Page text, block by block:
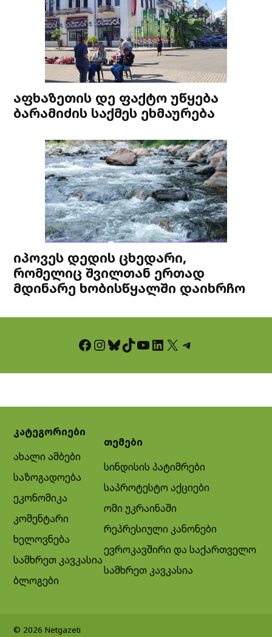
აფხაზეთის დე ფაქტო უწყება
ბარამიძის საქმეს ეხმაურება
იპოვეს დედის ცხედარი,
რომელიც შვილთან ერთად
მდინარე ხობისწყალში დაიხრჩო
Facebook InstagramBluesky TikTok YouTube LinkedIn X Telegram
კატეგორიები
ახალი ამბები
საზოგადოება
ეკონომიკა
კომენტარი
ხელოვნება
სამხრეთ კავკასია
ბლოგები
თემები
სინდისის პატიმრები
საპროტესტო აქციები
ომი უკრაინაში
რეპრესიული კანონები
ევროკავშირი და საქართველო
სამხრეთ კავკასია
© 2026 Netgazeti